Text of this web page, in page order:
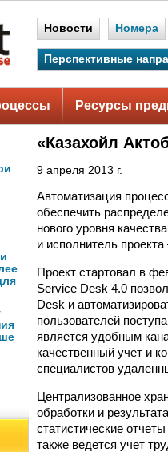
Новости Номера
Перспективные
Ресурсы
«Казахойл
9 апреля 2013 г.
Автоматизация
обеспечить
нового уровня
и исполнитель
Проект стартовал в
Service Desk 4.0
Desk и
пользователей
является удобным
качественный учет и
специалистов
Централизованное
обработки и
статистические
также ведется учет